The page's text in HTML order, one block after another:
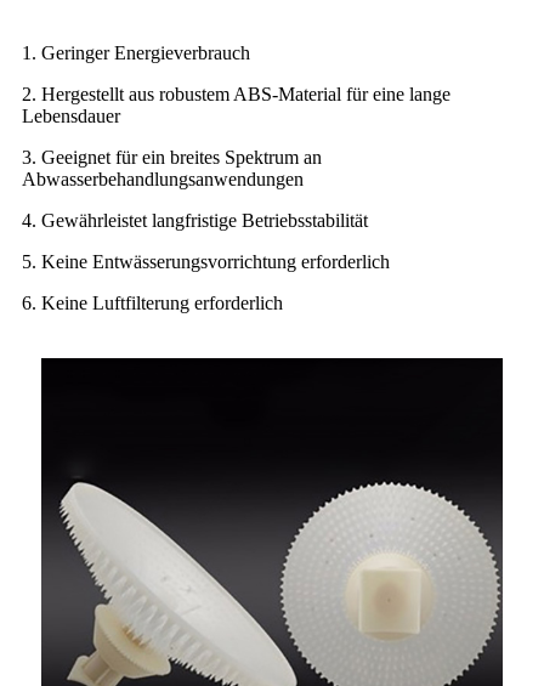
1. Geringer Energieverbrauch
2. Hergestellt aus robustem ABS-Material für eine lange
Lebensdauer
3. Geeignet für ein breites Spektrum an
Abwasserbehandlungsanwendungen
4. Gewährleistet langfristige Betriebsstabilität
5. Keine Entwässerungsvorrichtung erforderlich
6. Keine Luftfilterung erforderlich